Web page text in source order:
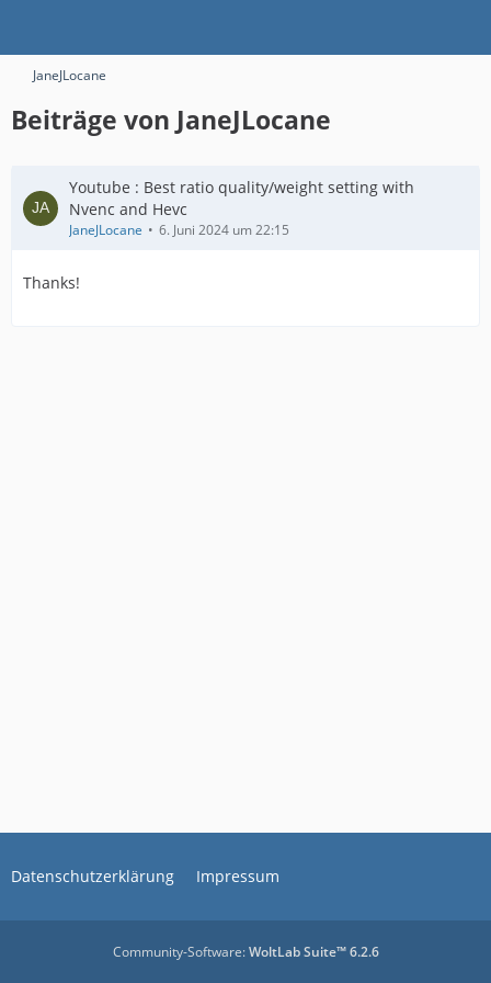
JaneJLocane
Beiträge von JaneJLocane
Youtube : Best ratio quality/weight setting with
Nvenc and Hevc
JaneJLocane 6. Juni 2024 um 22:15
Thanks!
Datenschutzerklärung Impressum
Community-Software:WoltLab Suite™ 6.2.6